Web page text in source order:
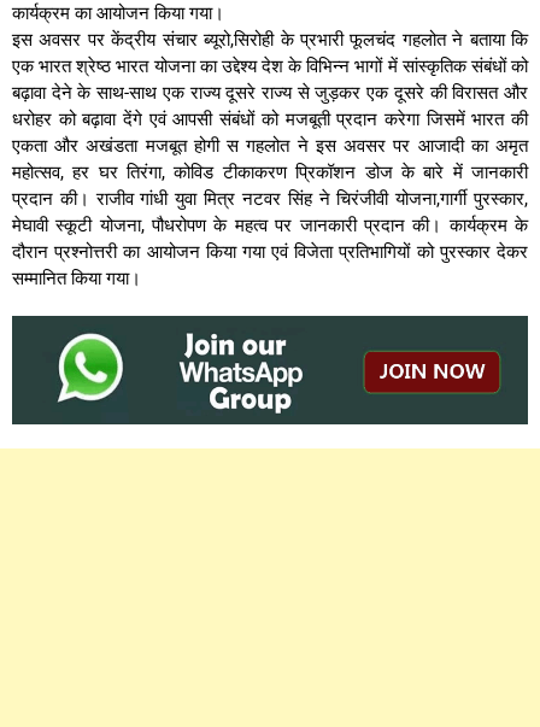
कार्यक्रम का आयोजन किया गया।
इस अवसर पर केंद्रीय संचार ब्यूरो,सिरोही के प्रभारी फूलचंद गहलोत ने बताया कि
एक भारत श्रेष्ठ भारत योजना का उद्देश्य देश के विभिन्न भागों में सांस्कृतिक संबंधों को
बढ़ावा देने के साथ-साथ एक राज्य दूसरे राज्य से जुड़कर एक दूसरे की विरासत और
धरोहर को बढ़ावा देंगे एवं आपसी संबंधों को मजबूती प्रदान करेगा जिसमें भारत की
एकता और अखंडता मजबूत होगी स गहलोत ने इस अवसर पर आजादी का अमृत
महोत्सव, हर घर तिरंगा, कोविड टीकाकरण प्रिकॉशन डोज के बारे में जानकारी
प्रदान की। राजीव गांधी युवा मित्र नटवर सिंह ने चिरंजीवी योजना,गार्गी पुरस्कार,
मेघावी स्कूटी योजना, पौधरोपण के महत्व पर जानकारी प्रदान की। कार्यक्रम के
दौरान प्रश्नोत्तरी का आयोजन किया गया एवं विजेता प्रतिभागियों को पुरस्कार देकर
सम्मानित किया गया।